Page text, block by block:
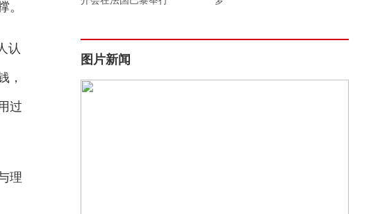
。
认
，
过
理
图片新闻